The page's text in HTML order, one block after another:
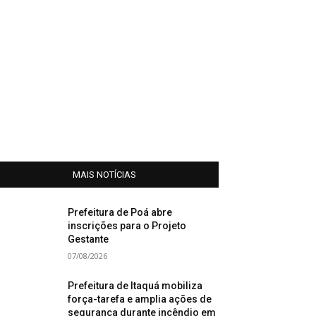
MAIS NOTÍCIAS
Prefeitura de Poá abre
inscrições para o Projeto
Gestante
07/08/2026
Prefeitura de Itaquá mobiliza
força-tarefa e amplia ações de
segurança durante incêndio em